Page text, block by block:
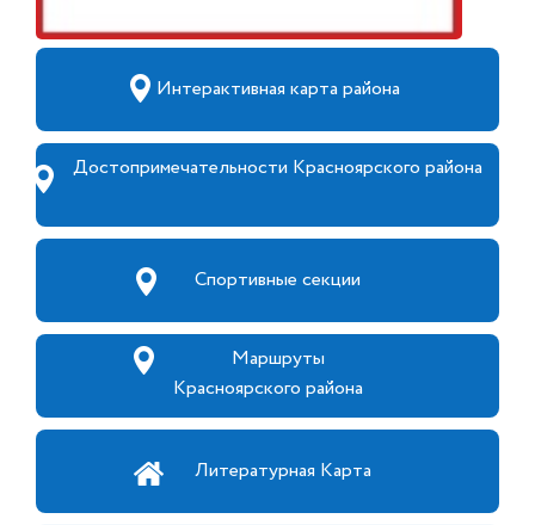
Интерактивная карта района
Достопримечательности Красноярского района
Спортивные секции
Маршруты
Красноярского района
Литературная Карта